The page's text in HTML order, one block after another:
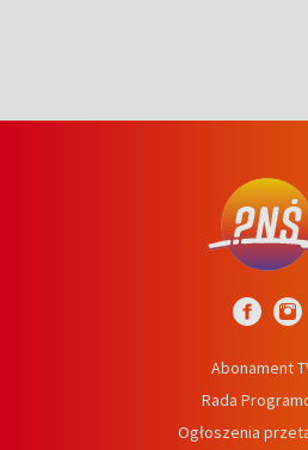
Abonament
Rada
Ogłoszenia